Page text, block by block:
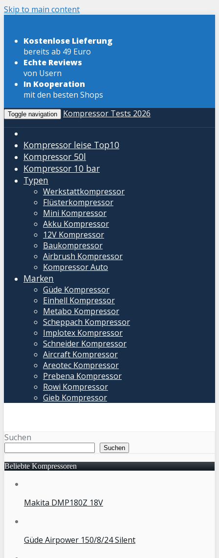
Skip to main content
Kostenlose Lieferung
bereits ab 49 Euro
Echte Reviews
von Usern
In Kooperation
mit den besten Shops
Toggle navigation Kompressor Tests 2026
Kompressor leise Top10
Kompressor 50l
Kompressor 10 bar
Typen
Werkstattkompressor
Flüsterkompressor
Mini Kompressor
Akku Kompressor
12V Kompressor
Baukompressor
Airbrush Kompressor
Kompressor Auto
Marken
Güde Kompressor
Einhell Kompressor
Metabo Kompressor
Scheppach Kompressor
Implotex Kompressor
Schneider Kompressor
Aircraft Kompressor
Areotec Kompressor
Prebena Kompressor
Rowi Kompressor
Gieb Kompressor
Suchen
Suchen
Beliebte Kompressoren
Makita DMP180Z 18V
Güde Airpower 150/8/24 Silent